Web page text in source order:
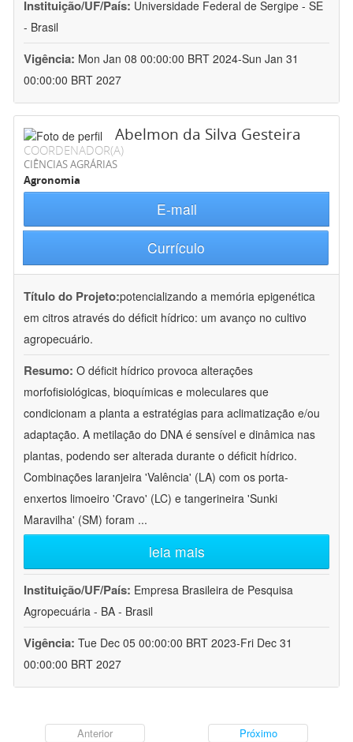
Instituição/UF/País: Universidade Federal de Sergipe - SE
- Brasil
Vigência: Mon Jan 08 00:00:00 BRT 2024-Sun Jan 31
00:00:00 BRT 2027
Abelmon da Silva Gesteira
COORDENADOR(A)
CIÊNCIAS AGRÁRIAS
Agronomia
E-mail
Currículo
Título do Projeto:potencializando a memória epigenética
em citros através do déficit hídrico: um avanço no cultivo
agropecuário.
Resumo: O déficit hídrico provoca alterações
morfofisiológicas, bioquímicas e moleculares que
condicionam a planta a estratégias para aclimatização e/ou
adaptação. A metilação do DNA é sensível e dinâmica nas
plantas, podendo ser alterada durante o déficit hídrico.
Combinações laranjeira 'Valência' (LA) com os porta-
enxertos limoeiro 'Cravo' (LC) e tangerineira 'Sunki
Maravilha' (SM) foram ...
leia mais
Instituição/UF/País: Empresa Brasileira de Pesquisa
Agropecuária - BA - Brasil
Vigência: Tue Dec 05 00:00:00 BRT 2023-Fri Dec 31
00:00:00 BRT 2027
Anterior Próximo